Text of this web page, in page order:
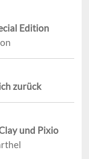
Edition
zurück
und Pixio